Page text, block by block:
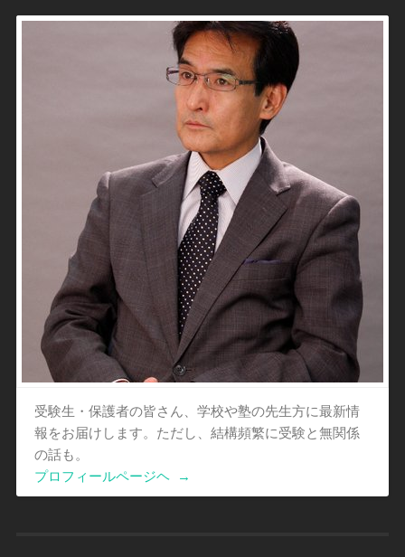
受験生・保護者の皆さん、学校や塾の先生方に最新情
報をお届けします。ただし、結構頻繁に受験と無関係
の話も。
プロフィールページヘ
→